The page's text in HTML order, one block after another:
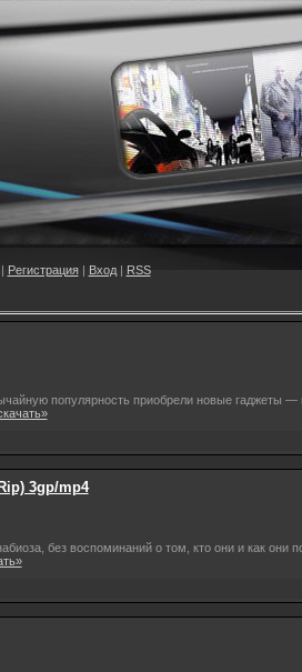
Регистрация| Вход| RSS
популярность приобрели новые гаджеты —
3gp/mp4
без воспоминаний о том, кто они и как они